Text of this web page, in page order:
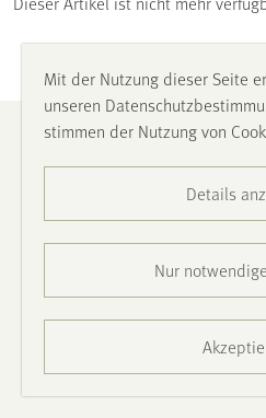
Impressum
Presse
Mit der Nutzung dieser Seite
unseren
stimmen der Nutzung von
Details
Nur